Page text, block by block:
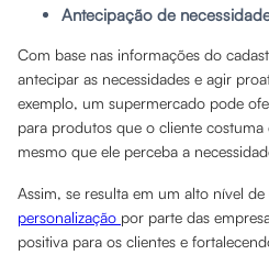
Antecipação de
Com base nas informações do
antecipar as necessidades e agir
exemplo, um supermercado pode
para produtos que o cliente
mesmo que ele perceba a
Assim, se resulta em um alto nível
personalização por parte das
positiva para os clientes e